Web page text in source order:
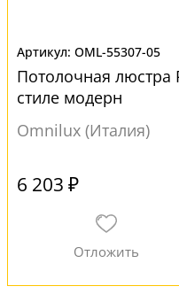
OML-55307-05
Потолочная люстра
стиле модерн
Omnilux (Италия)
6 203 ₽